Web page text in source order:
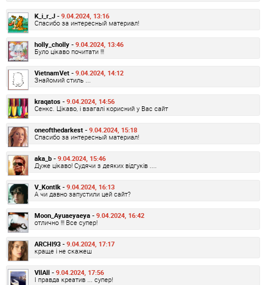
K_i_r_J - 9.04.2024, 13:16
Спасибо за интересный материал!
holly_cholly - 9.04.2024, 13:46
Було цікаво почитати !!!
VietnamVet - 9.04.2024, 14:12
Знайомий стиль ...
kraqatos - 9.04.2024, 14:56
Сенкс. Цікаво, і взагалі корисний у Вас сайт
oneofthedarkest - 9.04.2024, 15:18
Спасибо за интересный материал!
aka_b - 9.04.2024, 15:46
Дуже цікаво! Судячи з деяких відгуків ....
V_KontIk - 9.04.2024, 16:13
А чи давно запустили цей сайт?
Moon_Ayuaeyaeya - 9.04.2024, 16:42
отлично !!! Все супер!
ARCHI93 - 9.04.2024, 17:17
краще і не скажеш
VllAll - 9.04.2024, 17:56
І правда креатив ... супер!